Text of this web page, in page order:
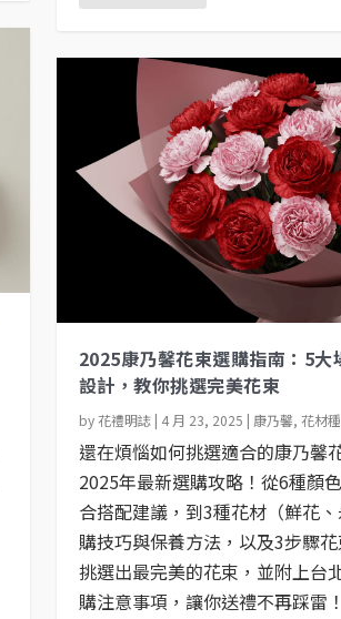
2025康乃馨花束選購指南：5
設計，教你挑選完美花束
by花禮明誌| 4 月 23, 2025 | 康乃馨, 花材
還在煩惱如何挑選適合的康乃馨
2025年最新選購攻略！從6種顏
合搭配建議，到3種花材（鮮花
購技巧與保養方法，以及3步驟
挑選出最完美的花束，並附上台
購注意事項，讓你送禮不再踩雷！